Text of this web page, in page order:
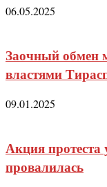
06.05.2025
Заочный обмен
властями
09.01.2025
Акция протеста
провалилась